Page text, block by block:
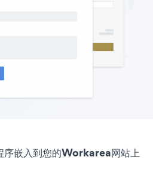
嵌入到您的Workarea网站上